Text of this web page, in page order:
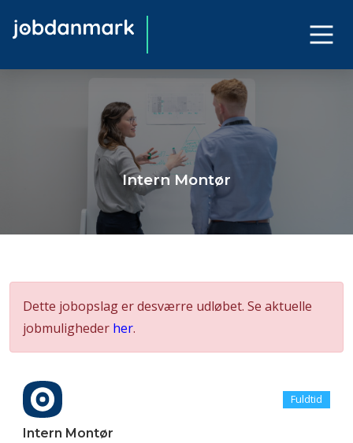
Intern Montør
Dette jobopslag er desværre udløbet. Se aktuelle
jobmuligheder her.
Fuldtid
Intern Montør